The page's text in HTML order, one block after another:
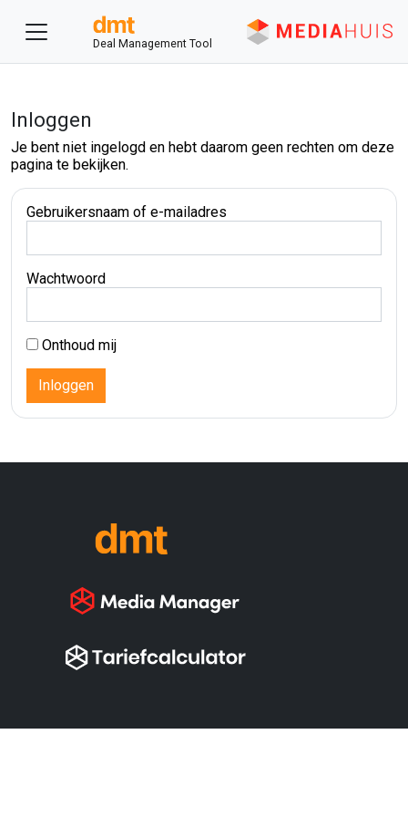
Deal Management Tool
Inloggen
Je bent niet ingelogd en hebt daarom geen rechten om deze
pagina te bekijken.
Gebruikersnaam of e-mailadres
Wachtwoord
Onthoud mij